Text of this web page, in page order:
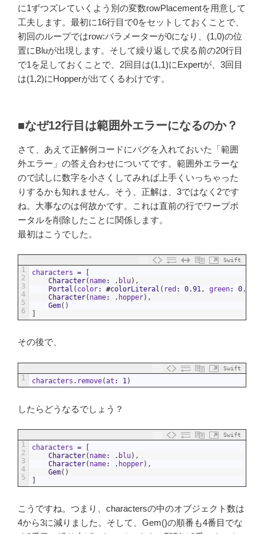
に1ずつズレていくよう別の変数rowPlacementを用意して
工夫します。最初に16行目で0をセットしておくことで、
初回のループではrow:パラメーターが0になり、(1,0)の位
置にBluが出現します。そして繰り返しで戻る前の20行目
で1を足しておくことで、2回目は(1,1)にExpertが、3回目
は(1,2)にHopperが出てくるわけです。
■なぜ12行目は範囲外エラーになるのか？
さて、あえて正解例コードにバグを入れておいた「範囲
外エラー」の答え合わせについてです。範囲外エラーな
ので試しに数字を小さくしてみれば上手くいっちゃった
りするかも知れません。そう、正解は、3ではなく2です
ね。大事なのは何故かです。これは直前の行でワープポ
ータルを削除したことに関係します。
最初はこうでした。
Swift
1
2
3
4
5
6
characters =
Character( name: . blu) ,
Portal ( color: #colorLiteral ( red : 0.91, green: 0.47
Character( name: . hopper) ,
Gem( )
その後で、
Swift
1 characters . remove(at : 1 )
したらどうなるでしょう？
Swift
1
2
3
4
5
characters =
Character( name: . blu) ,
Character( name: . hopper) ,
Gem( )
こうですね。つまり、charactersの中のオブジェクト数は
4から3に減りました。そして、Gem()の順番も4番目でな